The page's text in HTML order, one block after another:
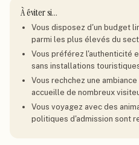
À éviter si…
Vous disposez d'un budget
parmi les plus élevés du
Vous préférez l'authenticité
sans installations
Vous rechchez une
accueille de nombreux
Vous voyagez avec des
politiques d'admission sont